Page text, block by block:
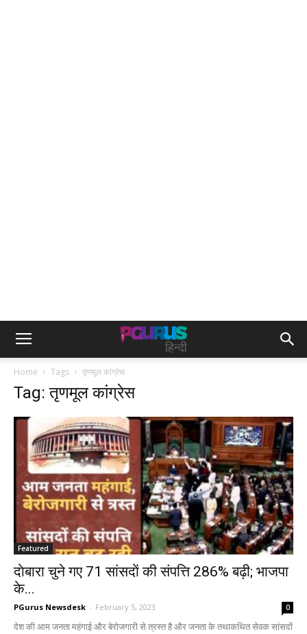
Home Tags तृणमूल कांग्रेस
Tag: तृणमूल कांग्रेस
Featured
दाेबारा चुने गए 71 सांसदाें की संपत्ति 286% बढ़ी; भाजपा
के...
PGurus Newsdesk - February 5, 2023 0
देश की आम जनता महंगाई और बेरोजगारी से त्रस्त है और जनता के तथाकथित सेवक सांसदों